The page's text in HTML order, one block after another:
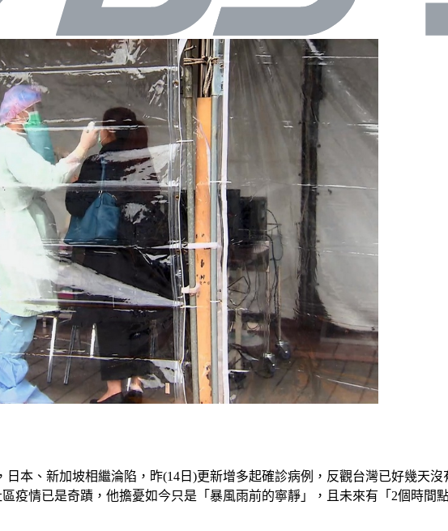
日本、新加坡相繼淪陷，昨(14日)更新增多起確診病例，反觀台灣已好幾天
疫情已是奇蹟，他擔憂如今只是「暴風雨前的寧靜」，且未來有「2個時間